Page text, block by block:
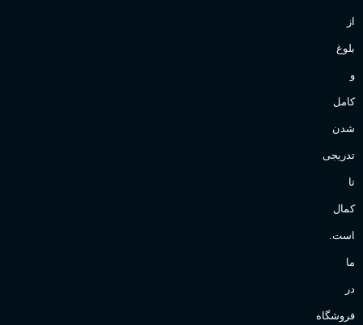
از
بلوغ
و
کامل
شدن
تدریجی
تا
کمال
است.
ما
در
فروشگاه